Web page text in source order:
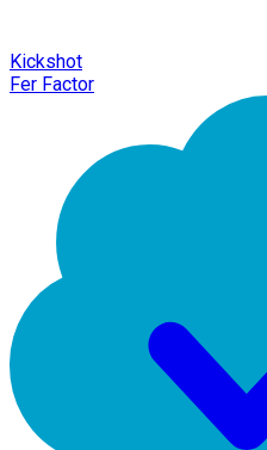
Kickshot
Fer Factor